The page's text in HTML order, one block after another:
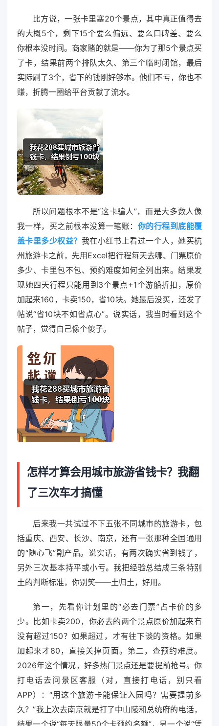
比方说，一张卡里塞20个景点，其中真正值得去
的大概5个，剩下15个要么偏远、要么口碑差、要么
你根本没时间。商家赌的就是——你为了那5个景点买
了卡，结果前两个排队太久、第三个临时闭馆，最后
实际刷了3个，省下的钱刚好够本。他们不亏，你也不
赚，折腾一圈给平台贡献了流水。
所以问题根本不是“这卡骗人”，而是大多数人像
我一样，买之前根本没算一笔账： 你的行程到底能覆
盖卡里多少权益？ 我在小红书上看过一个人，她买杭
州旅游卡之前，先用Excel把行程每天去哪、门票原价
多少、卡里包不包、预约难度如何全列出来。结果发
现她四天行程只能用到3个景点+1个游船折扣，原价
加起来160，卡卖150，省10块。她最后没买，还发了
帖说“省10块不如省点心”。说实话，我当时看到这个
帖子，觉得自己像个傻子。
怎样才算会用城市旅游省钱卡？我翻
了三次车才搞懂
后来我一共试过不下五张不同城市的旅游卡，包
括重庆、西安、长沙、南京，还有一张那种全国通用
的“随心飞”副产品。说实话，有两次确实省到钱了，
另外三次基本持平或小亏。我把经验总结成三条特别
土的判断标准，你别笑——土归土，好用。
第一，先看你计划里的“必去门票”占卡价的多
少。比如卡卖200，你必去的两个景点原价加起来有
没有超过150？如果超过，才有往下谈的资格。如果
加起来才80，直接关掉页面。第二，查预约难度。
2026年这个情况，好多热门景点还是要提前抢号。你
打电话去问景区客服（对，直接打电话，别只看
APP）：“用这个旅游卡能保证入园吗？需要提前多
久？”我上次去南京就是打了中山陵和总统府的电话，
结果一个说“每天限量50个卡预约名额”，另一个说“凭